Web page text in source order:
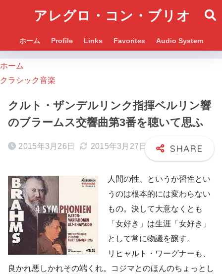
アレグロ・コン・ブリオ
ホーム Profile Links Favorites Audio System
ホーム
クラシック音楽
クルト・ザンデルリンク指揮ベルリン響
のブラームス交響曲第3番を聴いて思ふ
2015年3月26日 2015年3月27日
人間の性、というか習性とい
うのは根本的には変わらない
もの。決して大意なくとも
「女好き」は生涯「女好き」
として常に物議を醸す。
リヒャルト・ワーグナーも、
良かれ悪しかれその端くれ。コジマとのほんのちょっとし